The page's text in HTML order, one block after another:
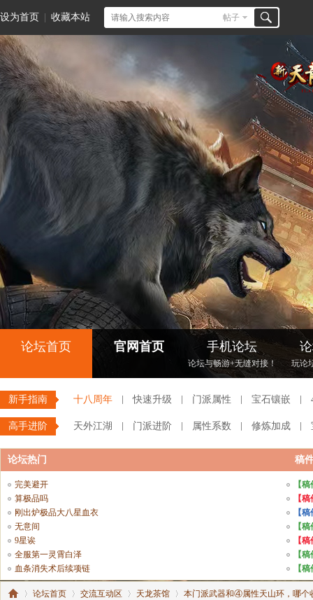
设为首页 收藏本站 帖子
论坛首页 官网首页 手机论坛
论坛与畅游+无缝对接！ 玩论
新手指南 十八周年 快速升级 门派属性 宝石镶嵌
高手进阶 天外江湖 门派进阶 属性系数 修炼加成
论坛热门 稿
完美避开
算极品吗
刚出炉极品大八星血衣
无意间
9星诶
全服第一灵霄白泽
血条消失术后续项链
【
【
【
【
【
【
【
论坛首页 交流互动区 天龙茶馆 本门派武器和④属性天山环，哪个